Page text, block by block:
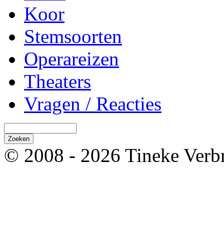
Koor
Stemsoorten
Operareizen
Theaters
Vragen / Reacties
© 2008 - 2026 Tineke